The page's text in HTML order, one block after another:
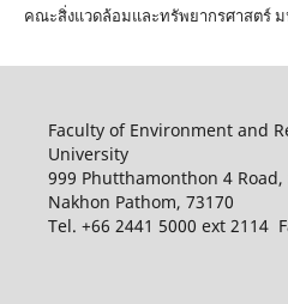
คณะสิ่งแวดล้อมและทรัพยากรศาสตร์
Faculty of Environment and
University
999 Phutthamonthon 4
Nakhon Pathom, 73170
Tel. +66 2441 5000 ext 2114